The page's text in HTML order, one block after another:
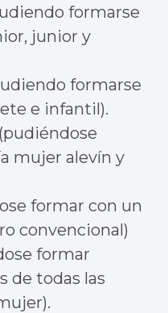
formarse
junior y
formarse
e infantil).
mujer alevín y
formar con un
convencional)
formar
de todas las